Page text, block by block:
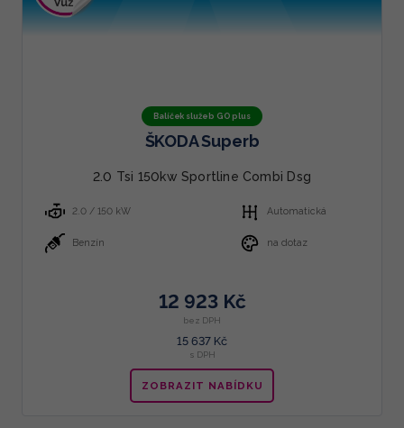
Balíček služeb GO plus
ŠKODA Superb
2.0 Tsi 150kw Sportline Combi Dsg
2.0 / 150 kW Automatická
Benzín na dotaz
12 923 Kč
bez DPH
15 637 Kč
s DPH
ZOBRAZIT NABÍDKU